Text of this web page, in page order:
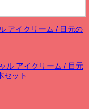
アイクリーム / 目元の